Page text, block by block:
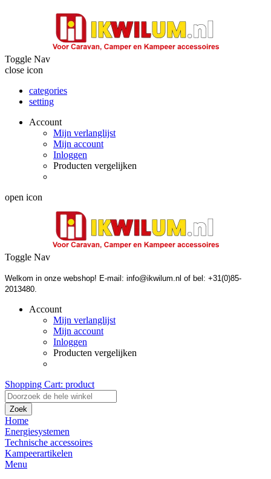
Toggle Nav
close icon
categories
setting
Account
Mijn verlanglijst
Mijn account
Inloggen
Producten vergelijken
open icon
Toggle Nav
Welkom in onze webshop! E-mail: info@ikwilum.nl of bel: +31(0)85-
2013480.
Account
Mijn verlanglijst
Mijn account
Inloggen
Producten vergelijken
Shopping Cart: product
Zoek
Home
Energiesystemen
Technische accessoires
Kampeerartikelen
Menu